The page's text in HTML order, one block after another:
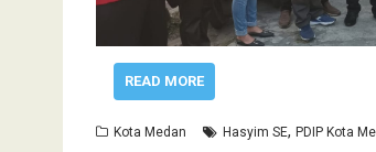
READ MORE
Kota Medan Hasyim SE, PDIP Kota